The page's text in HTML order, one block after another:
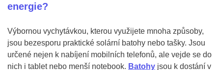
energie?
Výbornou vychytávkou, kterou využijete mnoha způsoby,
jsou bezesporu praktické solární batohy nebo tašky. Jsou
určené nejen k nabíjení mobilních telefonů, ale vejde se do
nich i tablet nebo menší notebook. Batohy jsou k dostání v